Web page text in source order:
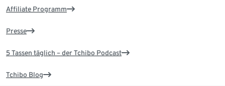
Affiliate Programm
Presse
5 Tassen täglich – der Tchibo Podcast
Tchibo Blog